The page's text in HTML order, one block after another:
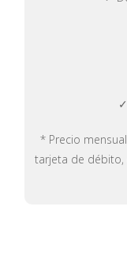
* Precio
tarjeta de débito,